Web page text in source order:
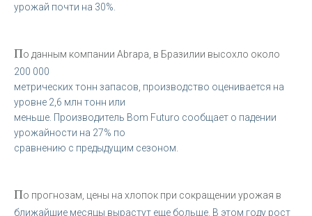
урожай почти на 30%.
По данным компании Abrapa, в Бразилии высохло около
200 000
метрических тонн запасов, производство оценивается на
уровне 2,6 млн тонн или
меньше. Производитель Bom Futuro сообщает о падении
урожайности на 27% по
сравнению с предыдущим сезоном.
По прогнозам, цены на хлопок при сокращении урожая в
ближайшие месяцы вырастут еще больше. В этом году рост